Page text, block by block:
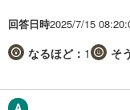
回答日時2025/7/15
なるほど： 1 そ